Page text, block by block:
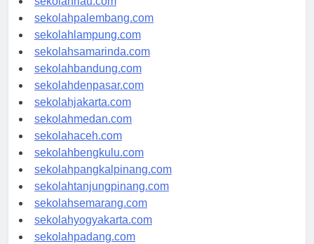
sekolahriau.com
sekolahpalembang.com
sekolahlampung.com
sekolahsamarinda.com
sekolahbandung.com
sekolahdenpasar.com
sekolahjakarta.com
sekolahmedan.com
sekolahaceh.com
sekolahbengkulu.com
sekolahpangkalpinang.com
sekolahtanjungpinang.com
sekolahsemarang.com
sekolahyogyakarta.com